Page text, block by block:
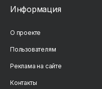
Информация
О проекте
Пользователям
Реклама на сайте
Контакты